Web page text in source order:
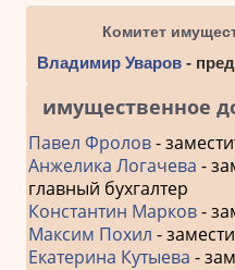
Комитет
Владимир Уваров-
имущественное
Павел Фролов-
Анжелика Логачева -
главный бухгалтер
Константин Марков-
Максим Похил -
Екатерина Кутыева -